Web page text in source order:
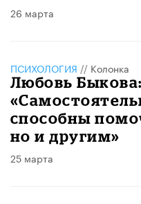
26 марта
ПСИХОЛОГИЯ // Колонка
Любовь Быкова:
способны
но и другим»
25 марта